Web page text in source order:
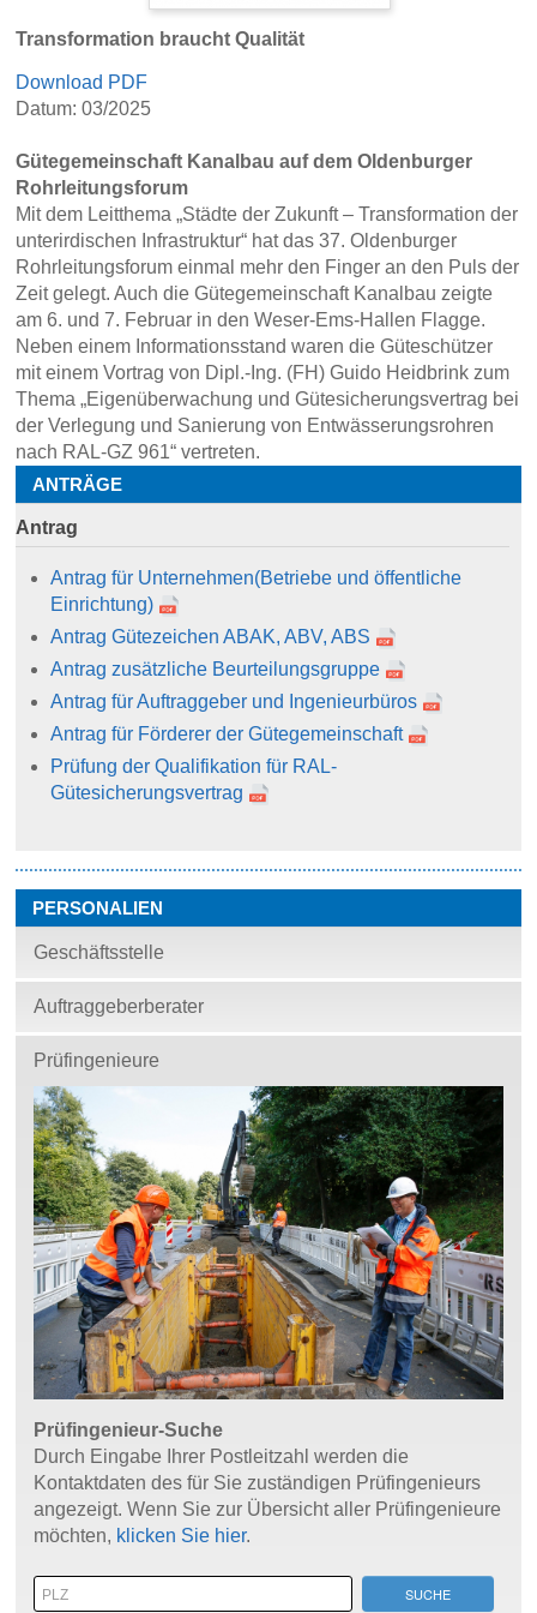
Transformation braucht Qualität
Download PDF
Datum: 03/2025
Gütegemeinschaft Kanalbau auf dem Oldenburger
Rohrleitungsforum
Mit dem Leitthema „Städte der Zukunft – Transformation der
unterirdischen Infrastruktur“ hat das 37. Oldenburger
Rohrleitungsforum einmal mehr den Finger an den Puls der
Zeit gelegt. Auch die Gütegemeinschaft Kanalbau zeigte
am 6. und 7. Februar in den Weser-Ems-Hallen Flagge.
Neben einem Informationsstand waren die Güteschützer
mit einem Vortrag von Dipl.-Ing. (FH) Guido Heidbrink zum
Thema „Eigenüberwachung und Gütesicherungsvertrag bei
der Verlegung und Sanierung von Entwässerungsrohren
nach RAL-GZ 961“ vertreten.
ANTRÄGE
Antrag
Antrag für Unternehmen(Betriebe und öffentliche
Einrichtung)
Antrag Gütezeichen ABAK, ABV, ABS
Antrag zusätzliche Beurteilungsgruppe
Antrag für Auftraggeber und Ingenieurbüros
Antrag für Förderer der Gütegemeinschaft
Prüfung der Qualifikation für RAL-
Gütesicherungsvertrag
PERSONALIEN
Geschäftsstelle
Auftraggeberberater
Prüfingenieure
Prüfingenieur-Suche
Durch Eingabe Ihrer Postleitzahl werden die
Kontaktdaten des für Sie zuständigen Prüfingenieurs
angezeigt. Wenn Sie zur Übersicht aller Prüfingenieure
möchten, klicken Sie hier.
SUCHE